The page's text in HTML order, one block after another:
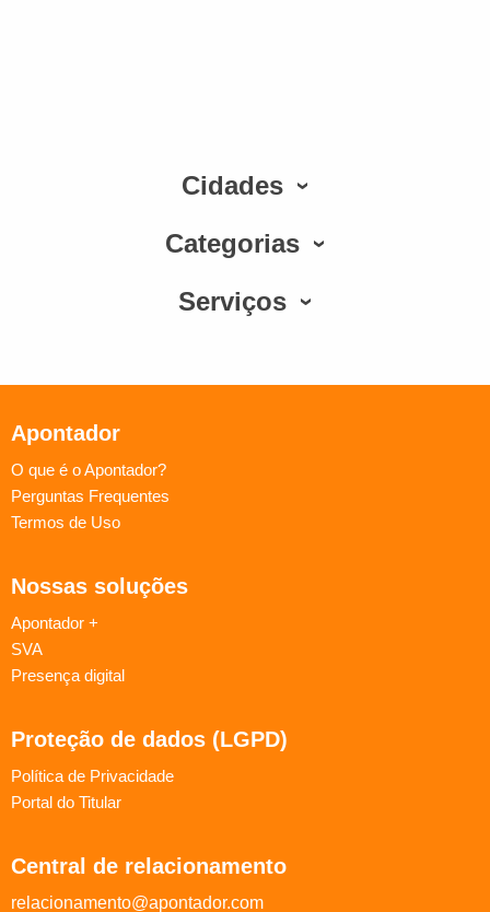
Cidades
Categorias
Serviços
Apontador
O que é o Apontador?
Perguntas Frequentes
Termos de Uso
Nossas soluções
Apontador +
SVA
Presença digital
Proteção de dados (LGPD)
Política de Privacidade
Portal do Titular
Central de relacionamento
relacionamento@apontador.com